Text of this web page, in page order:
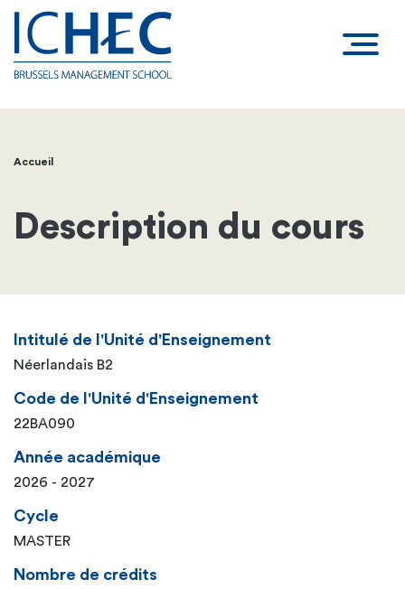
Fil
d'Ariane
Accueil
Description du cours
Intitulé de l'Unité d'Enseignement
Néerlandais B2
Code de l'Unité d'Enseignement
22BA090
Année académique
2026 - 2027
Cycle
MASTER
Nombre de crédits